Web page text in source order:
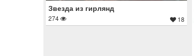
Звезда из гирлянд
274 18